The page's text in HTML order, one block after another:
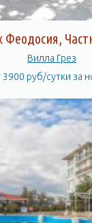
Феодосия,
Вилла Грез
3900 руб/сутки за